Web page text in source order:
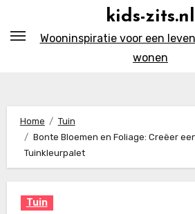
naar
kids-zits.nl
Wooninspiratie voor een
wonen
Home
Tuin
Bonte Bloemen en Foliage: Creëer
Tuinkleurpalet
Tuin